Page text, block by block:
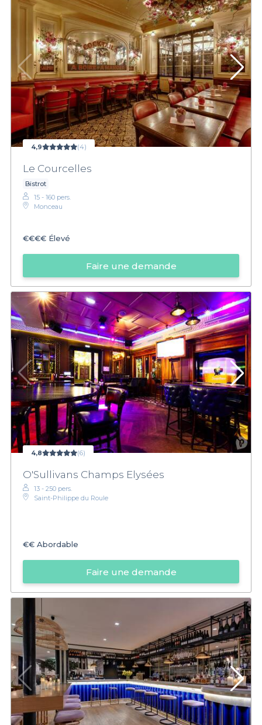
4,9 (4)
Le Courcelles
Bistrot
15 - 160 pers.
Monceau
€€€€ Élevé
Faire une demande
4,8 (6)
O'Sullivans Champs Elysées
13 - 250 pers.
Saint-Philippe du Roule
€€ Abordable
Faire une demande